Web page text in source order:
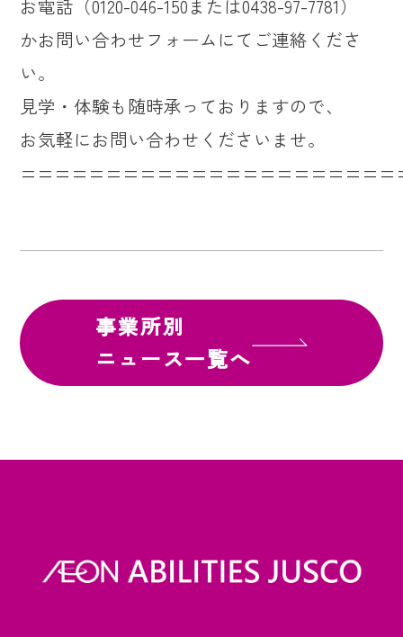
お電話（0120-046-150または0438-97-7781）
かお問い合わせフォームにてご連絡くださ
い。
見学・体験も随時承っておりますので、
お気軽にお問い合わせくださいませ。
事業所別
ニュース一覧へ